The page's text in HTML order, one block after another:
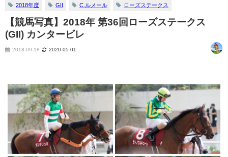
2018年度 GII C.ルメール ローズステークス
【競馬写真】2018年 第36回ローズステークス
(GII) カンタービレ
2018-09-18 2020-05-01